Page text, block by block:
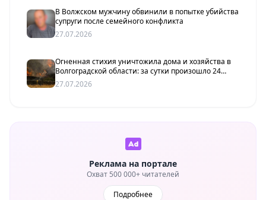
В Волжском мужчину обвинили в попытке убийства
супруги после семейного конфликта
27.07.2026
Огненная стихия уничтожила дома и хозяйства в
Волгоградской области: за сутки произошло 24
пожара
27.07.2026
Реклама на портале
Охват 500 000+ читателей
Подробнее